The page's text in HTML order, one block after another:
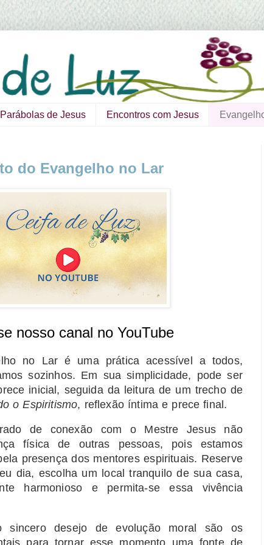
Parábolas de Jesus Encontros com Jesus
do Evangelho no Lar
nosso canal no YouTube
no Lar é uma prática acessível a todos,
sozinhos. Em sua simplicidade, pode ser
inicial, seguida da leitura de um trecho de
o Espiritismo, reflexão íntima e prece final.
de conexão com o Mestre Jesus não
física de outras pessoas, pois estamos
presença dos mentores espirituais. Reserve
dia, escolha um local tranquilo de sua casa,
harmonioso e permita-se essa vivência
sincero desejo de evolução moral são os
para tornar esse momento uma fonte de